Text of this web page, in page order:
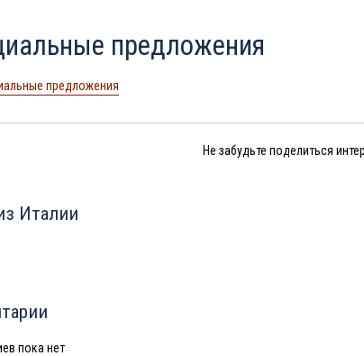
предложения
предложения
Не забудьте поделиться
Италии
пока нет